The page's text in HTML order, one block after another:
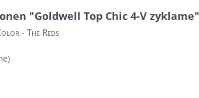
"Goldwell Top Chic 4-V zyklame"
- The Reds